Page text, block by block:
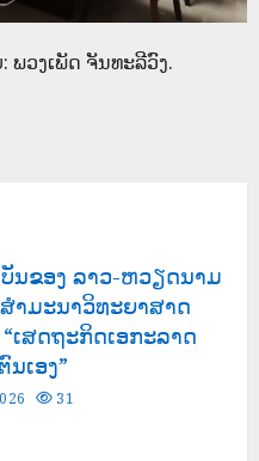
ພວງເພັດ ຈັນທະລີວົງ.
ນຂອງ ລາວ-ຫວຽດນາມ
າມະນາວິທະຍາສາດ
ເສດຖະກິດເອກະລາດ
ນເອງ”
31